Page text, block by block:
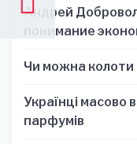
Андрей
понимание
Чи можна колоти
Українці масово
парфумів